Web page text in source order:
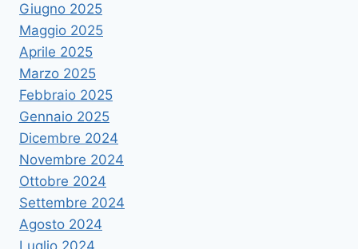
Giugno 2025
Maggio 2025
Aprile 2025
Marzo 2025
Febbraio 2025
Gennaio 2025
Dicembre 2024
Novembre 2024
Ottobre 2024
Settembre 2024
Agosto 2024